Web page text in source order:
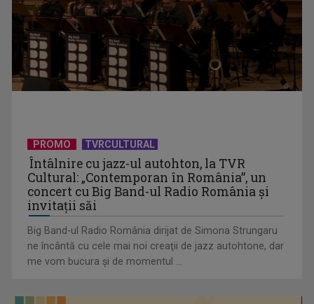
Protest de amploare al fermierilor în Capitală
PROMO TVRCULTURAL
Întâlnire cu jazz-ul autohton, la TVR
Cultural: „Contemporan în România”, un
concert cu Big Band-ul Radio România şi
invitaţii săi
Big Band-ul Radio România dirijat de Simona Strungaru
ne încântă cu cele mai noi creaţii de jazz autohtone, dar
me vom bucura şi de momentul ...